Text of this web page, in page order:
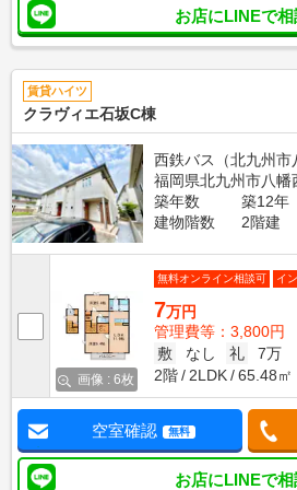
お店にLINEで相
賃貸ハイツ
クラヴィエ石坂C棟
西鉄バス（北九州
福岡県北九州市八幡
築年数
築12年
建物階数
2階建
画像 : 6枚
無料オンライン相談可 イ
7万円
管理費等：3,800円
敷
なし 礼
7万
2階
2LDK 65.48㎡
空室確認 無料
お店にLINEで相